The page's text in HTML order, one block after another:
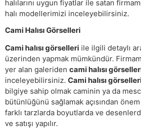
halılarını uygun fiyatlar ile satan
halı modellerimizi inceleyebilirsiniz.
Cami Halısı Görselleri
Cami halısı görselleri ile ilgili detaylı
üzerinden yapmak mümkündür.
yer alan galeriden cami halısı
inceleyebilirsiniz. Cami halısı
bilgiye sahip olmak caminin ya da
bütünlüğünü sağlamak açısından
farklı tarzlarda boyutlarda ve
ve satışı yapılır.